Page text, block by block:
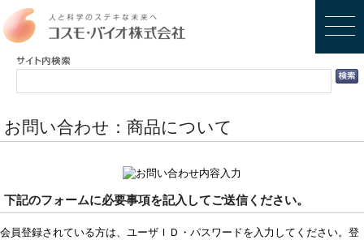
お問い合わせ：商品について
下記のフォームに必要事項を記入してご送信ください。
会員登録されている方は、ユーザＩＤ・パスワードを入力してください。登